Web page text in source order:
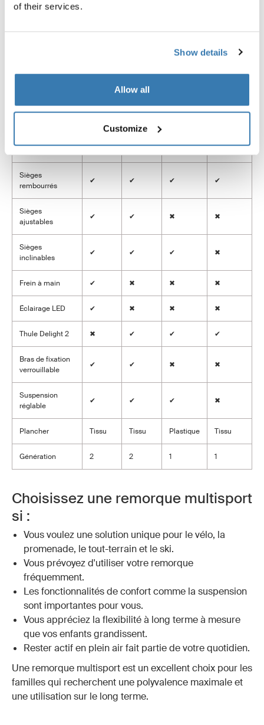
of their services.
Show details
Allow all
Customize
✔ ✔
Espace de
Pochette
Fixation vélo Plaque Plaque Coupelle Coupelle
pivotante
✔ ✔ ✖ ✖
Sièges
rembourrés
✔ ✔ ✔ ✔
Sièges
ajustables
✔ ✔ ✖ ✖
Sièges
inclinables
✔ ✔ ✔ ✖
Frein à main ✔ ✖ ✖ ✖
Éclairage LED ✔ ✖ ✖ ✖
Thule Delight 2 ✖ ✔ ✔ ✔
Bras de fixation
verrouillable
✔ ✔ ✖ ✖
Suspension
réglable
✔ ✔ ✔ ✖
Plancher Tissu Tissu Plastique Tissu
Génération 2 2 1 1
Choisissez une remorque multisport
si :
Vous voulez une solution unique pour le vélo, la
promenade, le tout-terrain et le ski.
Vous prévoyez d'utiliser votre remorque
fréquemment.
Les fonctionnalités de confort comme la suspension
sont importantes pour vous.
Vous appréciez la flexibilité à long terme à mesure
que vos enfants grandissent.
Rester actif en plein air fait partie de votre quotidien.
Une remorque multisport est un excellent choix pour les
familles qui recherchent une polyvalence maximale et
une utilisation sur le long terme.